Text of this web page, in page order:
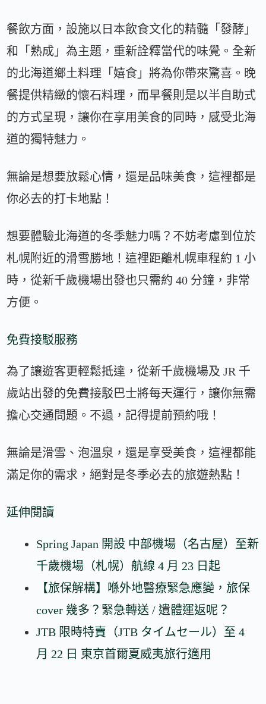
餐飲方面，設施以日本飲食文化的精髓「發酵」
和「熟成」為主題，重新詮釋當代的味覺。全新
的北海道鄉土料理「嬉食」將為你帶來驚喜。晚
餐提供精緻的懷石料理，而早餐則是以半自助式
的方式呈現，讓你在享用美食的同時，感受北海
道的獨特魅力。
無論是想要放鬆心情，還是品味美食，這裡都是
你必去的打卡地點！
想要體驗北海道的冬季魅力嗎？不妨考慮到位於
札幌附近的滑雪勝地！這裡距離札幌車程約 1 小
時，從新千歲機場出發也只需約 40 分鐘，非常
方便。
免費接駁服務
為了讓遊客更輕鬆抵達，從新千歲機場及 JR 千
歲站出發的免費接駁巴士將每天運行，讓你無需
擔心交通問題。不過，記得提前預約哦！
無論是滑雪、泡溫泉，還是享受美食，這裡都能
滿足你的需求，絕對是冬季必去的旅遊熱點！
延伸閱讀
Spring Japan 開設 中部機場（名古屋）至新
千歲機場（札幌）航線 4 月 23 日起
【旅保解構】喺外地醫療緊急應變，旅保
cover 幾多？緊急轉送 / 遺體運返呢？
JTB 限時特賣（JTB タイムセール）至 4
月 22 日 東京首爾夏威夷旅行適用